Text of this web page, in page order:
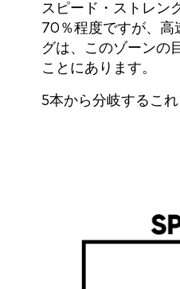
スピード・ストレン
70％程度ですが、高
グは、このゾーンの
ことにあります。
5本から分岐するこ